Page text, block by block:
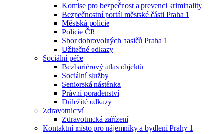
Komise pro bezpečnost a prevenci kriminality
Bezpečnostní portál městské části Praha 1
Městská policie
Policie ČR
Sbor dobrovolných hasičů Praha 1
Užitečné odkazy
Sociální péče
Bezbariérový atlas objektů
Sociální služby
Seniorská nástěnka
Právní poradenství
Důležité odkazy
Zdravotnictví
Zdravotnická zařízení
Kontaktní místo pro nájemníky a bydlení Prahy 1